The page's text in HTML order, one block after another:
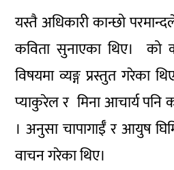
यस्तै अधिकारी कान्छो
कविता सुनाएका थिए। को
विषयमा व्यङ्ग प्रस्तुत गरेका
प्याकुरेल र मिना आचार्य पनि
। अनुसा चापागाईँ र आयुष
वाचन गरेका थिए।